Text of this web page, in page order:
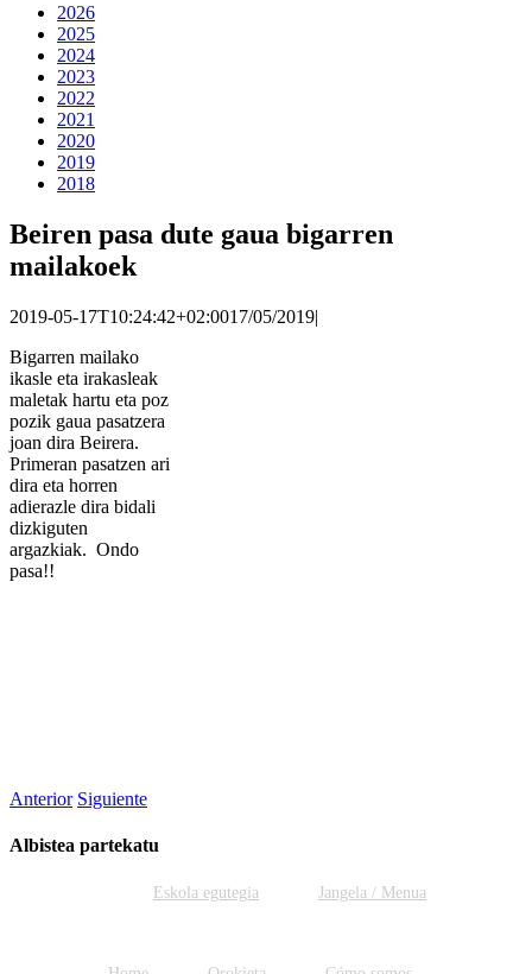
2026
2025
2024
2023
2022
2021
2020
2019
2018
Beiren pasa dute gaua bigarren
mailakoek
2019-05-17T10:24:42+02:0017/05/2019|
Bigarren mailako
ikasle eta irakasleak
maletak hartu eta poz
pozik gaua pasatzera
joan dira Beirera.
Primeran pasatzen ari
dira eta horren
adierazle dira bidali
dizkiguten
argazkiak. Ondo
pasa!!
Anterior Siguiente
Albistea partekatu
Eskola egutegia Jangela / Menua